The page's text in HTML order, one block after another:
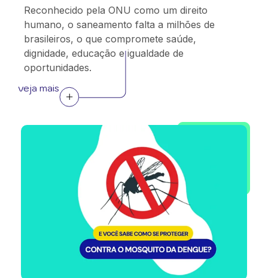
Reconhecido pela ONU como um direito
humano, o saneamento falta a milhões de
brasileiros, o que compromete saúde,
dignidade, educação e igualdade de
oportunidades.
veja mais